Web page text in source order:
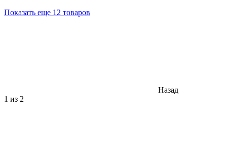
Показать еще 12 товаров
Назад
1 из 2